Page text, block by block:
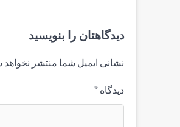
دیدگاهتان را بنویسید
نشانی ایمیل شما منتشر نخواهد
دیدگاه *